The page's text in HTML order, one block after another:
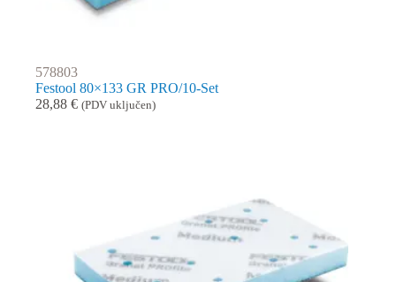
578803
Festool 80×133 GR PRO/10-Set
28,88 € (PDV uključen)